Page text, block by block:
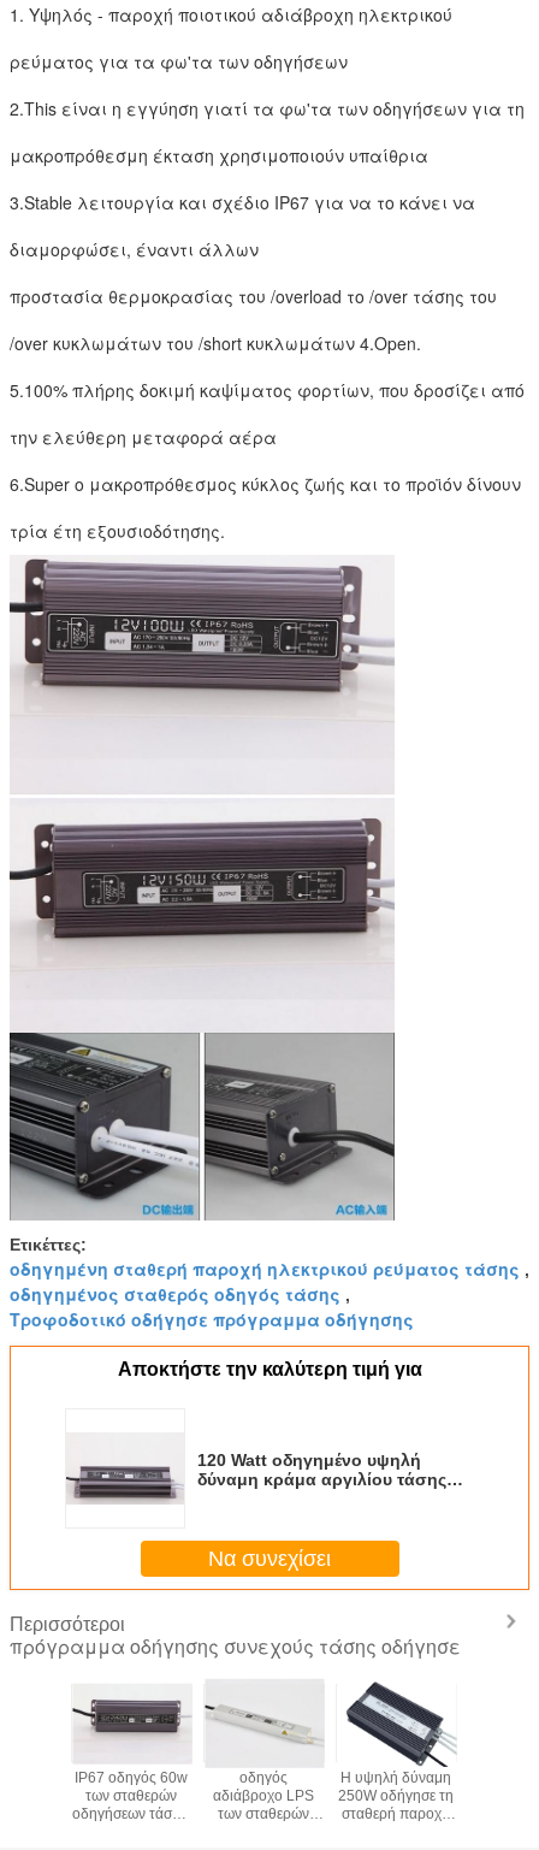
1. Υψηλός - παροχή ποιοτικού αδιάβροχη ηλεκτρικού
ρεύματος για τα φω'τα των οδηγήσεων
2.This είναι η εγγύηση γιατί τα φω'τα των οδηγήσεων για τη
μακροπρόθεσμη έκταση χρησιμοποιούν υπαίθρια
3.Stable λειτουργία και σχέδιο IP67 για να το κάνει να
διαμορφώσει, έναντι άλλων
προστασία θερμοκρασίας του /overload το /over τάσης του
/over κυκλωμάτων του /short κυκλωμάτων 4.Open.
5.100% πλήρης δοκιμή καψίματος φορτίων, που δροσίζει από
την ελεύθερη μεταφορά αέρα
6.Super ο μακροπρόθεσμος κύκλος ζωής και το προϊόν δίνουν
τρία έτη εξουσιοδότησης.
Ετικέττες:
οδηγημένη σταθερή παροχή ηλεκτρικού ρεύματος τάσης ,
οδηγημένος σταθερός οδηγός τάσης ,
Τροφοδοτικό οδήγησε πρόγραμμα οδήγησης
Αποκτήστε την καλύτερη τιμή για
120 Watt οδηγημένο υψηλή
δύναμη κράμα αργιλίου τάσης
Να συνεχίσει
Περισσότεροι
πρόγραμμα οδήγησης συνεχούς τάσης οδήγησε
IP67 οδηγός 60w
των σταθερών
οδηγήσεων τάσης/
οδηγός
αδιάβροχο LPS
των σταθερών
Η υψηλή δύναμη
250W οδήγησε τη
σταθερή παροχή